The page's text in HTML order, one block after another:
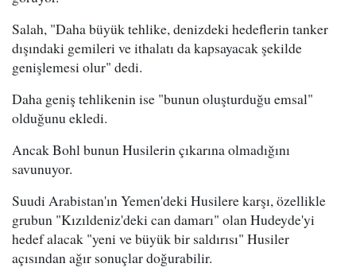
Salah, "Daha büyük tehlike, denizdeki hedeflerin tanker
dışındaki gemileri ve ithalatı da kapsayacak şekilde
genişlemesi olur" dedi.
Daha geniş tehlikenin ise "bunun oluşturduğu emsal"
olduğunu ekledi.
Ancak Bohl bunun Husilerin çıkarına olmadığını
savunuyor.
Suudi Arabistan'ın Yemen'deki Husilere karşı, özellikle
grubun "Kızıldeniz'deki can damarı" olan Hudeyde'yi
hedef alacak "yeni ve büyük bir saldırısı" Husiler
açısından ağır sonuçlar doğurabilir.